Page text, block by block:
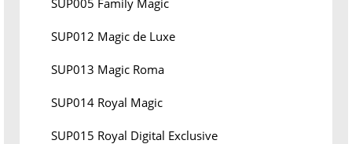
SUP005 Family Magic
SUP012 Magic de Luxe
SUP013 Magic Roma
SUP014 Royal Magic
SUP015 Royal Digital Exclusive